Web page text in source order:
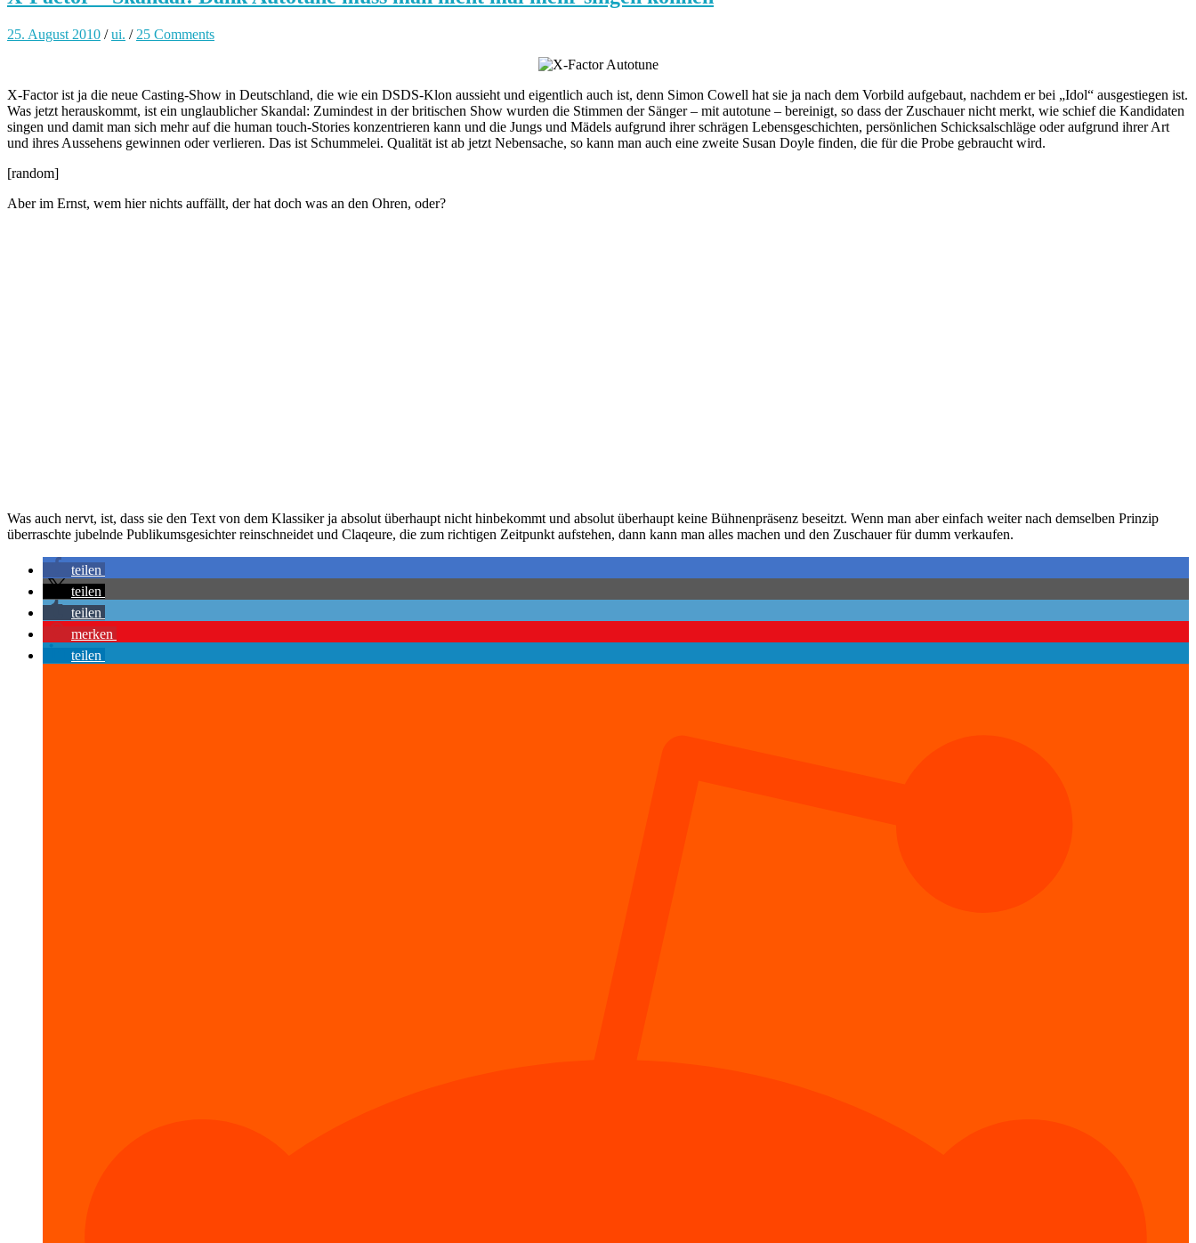
25. August 2010 /ui. / 25 Comments
X-Factor ist ja die neue Casting-Show in Deutschland, die wie ein DSDS-Klon aussieht und eigentlich auch ist, denn Simon Cowell hat sie ja nach dem Vorbild aufgebaut, nachdem er bei „Idol“ ausgestiegen ist.
Was jetzt herauskommt, ist ein unglaublicher Skandal: Zumindest in der britischen Show wurden die Stimmen der Sänger – mit autotune – bereinigt, so dass der Zuschauer nicht merkt, wie schief die Kandidaten
singen und damit man sich mehr auf die human touch-Stories konzentrieren kann und die Jungs und Mädels aufgrund ihrer schrägen Lebensgeschichten, persönlichen Schicksalschläge oder aufgrund ihrer Art
und ihres Aussehens gewinnen oder verlieren. Das ist Schummelei. Qualität ist ab jetzt Nebensache, so kann man auch eine zweite Susan Doyle finden, die für die Probe gebraucht wird.
[random]
Aber im Ernst, wem hier nichts auffällt, der hat doch was an den Ohren, oder?
Was auch nervt, ist, dass sie den Text von dem Klassiker ja absolut überhaupt nicht hinbekommt und absolut überhaupt keine Bühnenpräsenz beseitzt. Wenn man aber einfach weiter nach demselben Prinzip
überraschte jubelnde Publikumsgesichter reinschneidet und Claqeure, die zum richtigen Zeitpunkt aufstehen, dann kann man alles machen und den Zuschauer für dumm verkaufen.
teilen
teilen
teilen
merken
teilen